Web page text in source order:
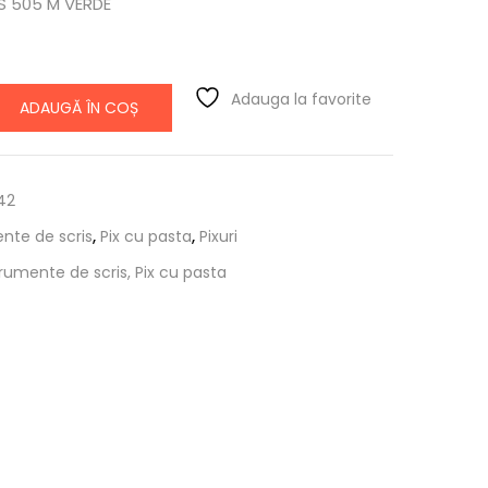
ADAUGĂ ÎN COȘ Adauga la favorite
de scris, Pix cu pasta, Pixuri
de scris, Pix cu pasta